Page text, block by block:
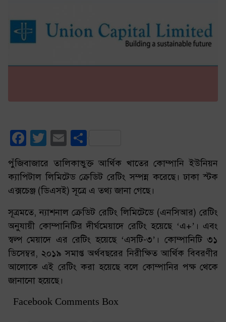
Facebook
TwitterEmail
পুঁজিবাজারে তালিকাভুক্ত আর্থিক খাতের কোম্পানি ইউনিয়ন
ক্যাপিটাল লিমিটেড ক্রেডিট রেটিং সম্পন্ন করেছে। ঢাকা স্টক
এক্সচেঞ্জ (ডিএসই) সূত্রে এ তথ্য জানা গেছে।
সূত্রমতে, ন্যাশনাল ক্রেডিট রেটিং লিমিটেডে (এনসিআর) রেটিং
অনুযায়ী কোম্পানিটির দীর্ঘমেয়াদে রেটিং হয়েছে ‘এ+’। এবং
স্বল্প মেয়াদে এর রেটিং হয়েছে ‘এসটি-৩’। কোম্পানিটি ৩১
ডিসেম্বর, ২০১৯ সমাপ্ত অর্থবছরের নিরীক্ষিত আর্থিক বিবরণীর
আলোকে এই রেটিং করা হয়েছে বলে কোম্পানির পক্ষ থেকে
জানানো হয়েছে।
Facebook Comments Box